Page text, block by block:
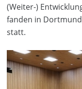
(Weiter-)
fanden in
statt.